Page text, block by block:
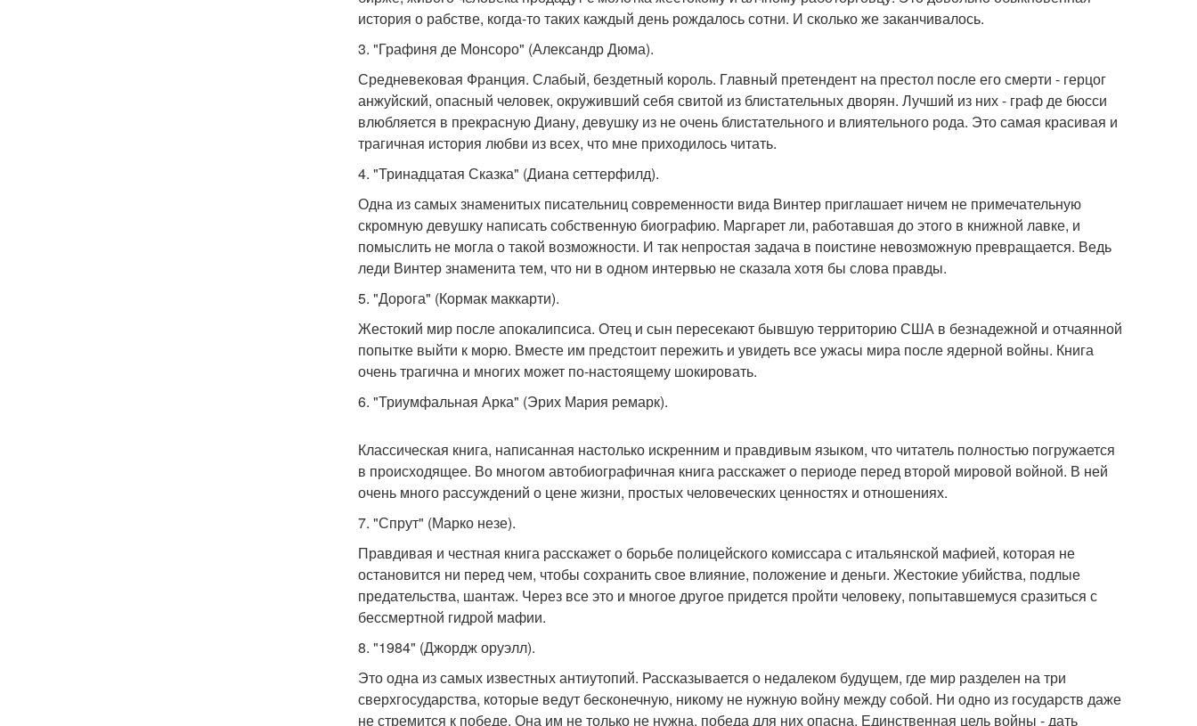
история о рабстве, когда-то таких каждый день рождалось сотни. И сколько же заканчивалось.
3. "Графиня де Монсоро" (Александр Дюма).
Средневековая Франция. Слабый, бездетный король. Главный претендент на престол после его смерти - герцог
анжуйский, опасный человек, окруживший себя свитой из блистательных дворян. Лучший из них - граф де бюсси
влюбляется в прекрасную Диану, девушку из не очень блистательного и влиятельного рода. Это самая красивая и
трагичная история любви из всех, что мне приходилось читать.
4. "Тринадцатая Сказка" (Диана сеттерфилд).
Одна из самых знаменитых писательниц современности вида Винтер приглашает ничем не примечательную
скромную девушку написать собственную биографию. Маргарет ли, работавшая до этого в книжной лавке, и
помыслить не могла о такой возможности. И так непростая задача в поистине невозможную превращается. Ведь
леди Винтер знаменита тем, что ни в одном интервью не сказала хотя бы слова правды.
5. "Дорога" (Кормак маккарти).
Жестокий мир после апокалипсиса. Отец и сын пересекают бывшую территорию США в безнадежной и отчаянной
попытке выйти к морю. Вместе им предстоит пережить и увидеть все ужасы мира после ядерной войны. Книга
очень трагична и многих может по-настоящему шокировать.
6. "Триумфальная Арка" (Эрих Мария ремарк).
Классическая книга, написанная настолько искренним и правдивым языком, что читатель полностью погружается
в происходящее. Во многом автобиографичная книга расскажет о периоде перед второй мировой войной. В ней
очень много рассуждений о цене жизни, простых человеческих ценностях и отношениях.
7. "Спрут" (Марко незе).
Правдивая и честная книга расскажет о борьбе полицейского комиссара с итальянской мафией, которая не
остановится ни перед чем, чтобы сохранить свое влияние, положение и деньги. Жестокие убийства, подлые
предательства, шантаж. Через все это и многое другое придется пройти человеку, попытавшемуся сразиться с
бессмертной гидрой мафии.
8. "1984" (Джордж оруэлл).
Это одна из самых известных антиутопий. Рассказывается о недалеком будущем, где мир разделен на три
сверхгосударства, которые ведут бесконечную, никому не нужную войну между собой. Ни одно из государств даже
не стремится к победе. Она им не только не нужна, победа для них опасна. Единственная цель войны - дать